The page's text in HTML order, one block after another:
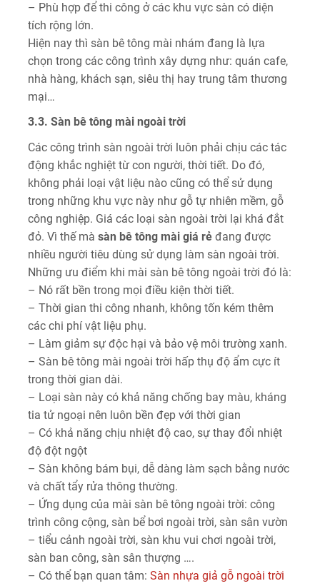
– Phù hợp để thi công ở các khu vực sàn có diện
tích rộng lớn.
Hiện nay thì sàn bê tông mài nhám đang là lựa
chọn trong các công trình xây dựng như: quán cafe,
nhà hàng, khách sạn, siêu thị hay trung tâm thương
mại…
3.3. Sàn bê tông mài ngoài trời
Các công trình sàn ngoài trời luôn phải chịu các tác
động khắc nghiệt từ con người, thời tiết. Do đó,
không phải loại vật liệu nào cũng có thể sử dụng
trong những khu vực này như gỗ tự nhiên mềm, gỗ
công nghiệp. Giá các loại sàn ngoài trời lại khá đắt
đỏ. Vì thế mà sàn bê tông mài giá rẻ đang được
nhiều người tiêu dùng sử dụng làm sàn ngoài trời.
Những ưu điểm khi mài sàn bê tông ngoài trời đó là:
– Nó rất bền trong mọi điều kiện thời tiết.
– Thời gian thi công nhanh, không tốn kém thêm
các chi phí vật liệu phụ.
– Làm giảm sự độc hại và bảo vệ môi trường xanh.
– Sàn bê tông mài ngoài trời hấp thụ độ ẩm cực ít
trong thời gian dài.
– Loại sàn này có khả năng chống bay màu, kháng
tia tử ngoại nên luôn bền đẹp với thời gian
– Có khả năng chịu nhiệt độ cao, sự thay đổi nhiệt
độ đột ngột
– Sàn không bám bụi, dễ dàng làm sạch bằng nước
và chất tẩy rửa thông thường.
– Ứng dụng của mài sàn bê tông ngoài trời: công
trình công cộng, sàn bể bơi ngoài trời, sàn sân vườn
– tiểu cảnh ngoài trời, sàn khu vui chơi ngoài trời,
sàn ban công, sàn sân thượng ….
– Có thể bạn quan tâm: Sàn nhựa giả gỗ ngoài trời